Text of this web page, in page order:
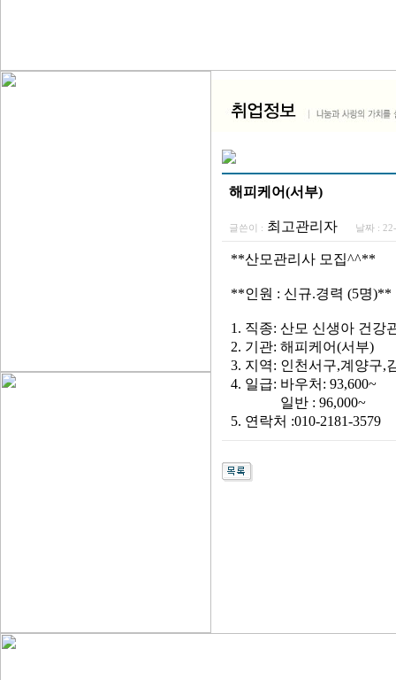
해피케어(서부)
글쓴이 : 최고관리자 날짜 :
**산모관리사 모집^^**
**인원 : 신규.경력 (5명)**
1. 직종: 산모 신생아 건강
2. 기관: 해피케어(서부)
3. 지역: 인천서구,계양구,
4. 일급: 바우처: 93,600~
일반 : 96,000~
5. 연락처 :010-2181-3579